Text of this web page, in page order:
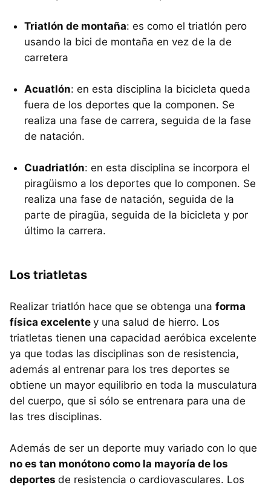
Triatlón de montaña: es como el triatlón pero
usando la bici de montaña en vez de la de
carretera
Acuatlón: en esta disciplina la bicicleta queda
fuera de los deportes que la componen. Se
realiza una fase de carrera, seguida de la fase
de natación.
Cuadriatlón: en esta disciplina se incorpora el
piragüismo a los deportes que lo componen. Se
realiza una fase de natación, seguida de la
parte de piragüa, seguida de la bicicleta y por
último la carrera.
Los triatletas
Realizar triatlón hace que se obtenga una forma
física excelente y una salud de hierro. Los
triatletas tienen una capacidad aeróbica excelente
ya que todas las disciplinas son de resistencia,
además al entrenar para los tres deportes se
obtiene un mayor equilibrio en toda la musculatura
del cuerpo, que si sólo se entrenara para una de
las tres disciplinas.
Además de ser un deporte muy variado con lo que
no es tan monótono como la mayoría de los
deportes de resistencia o cardiovasculares. Los